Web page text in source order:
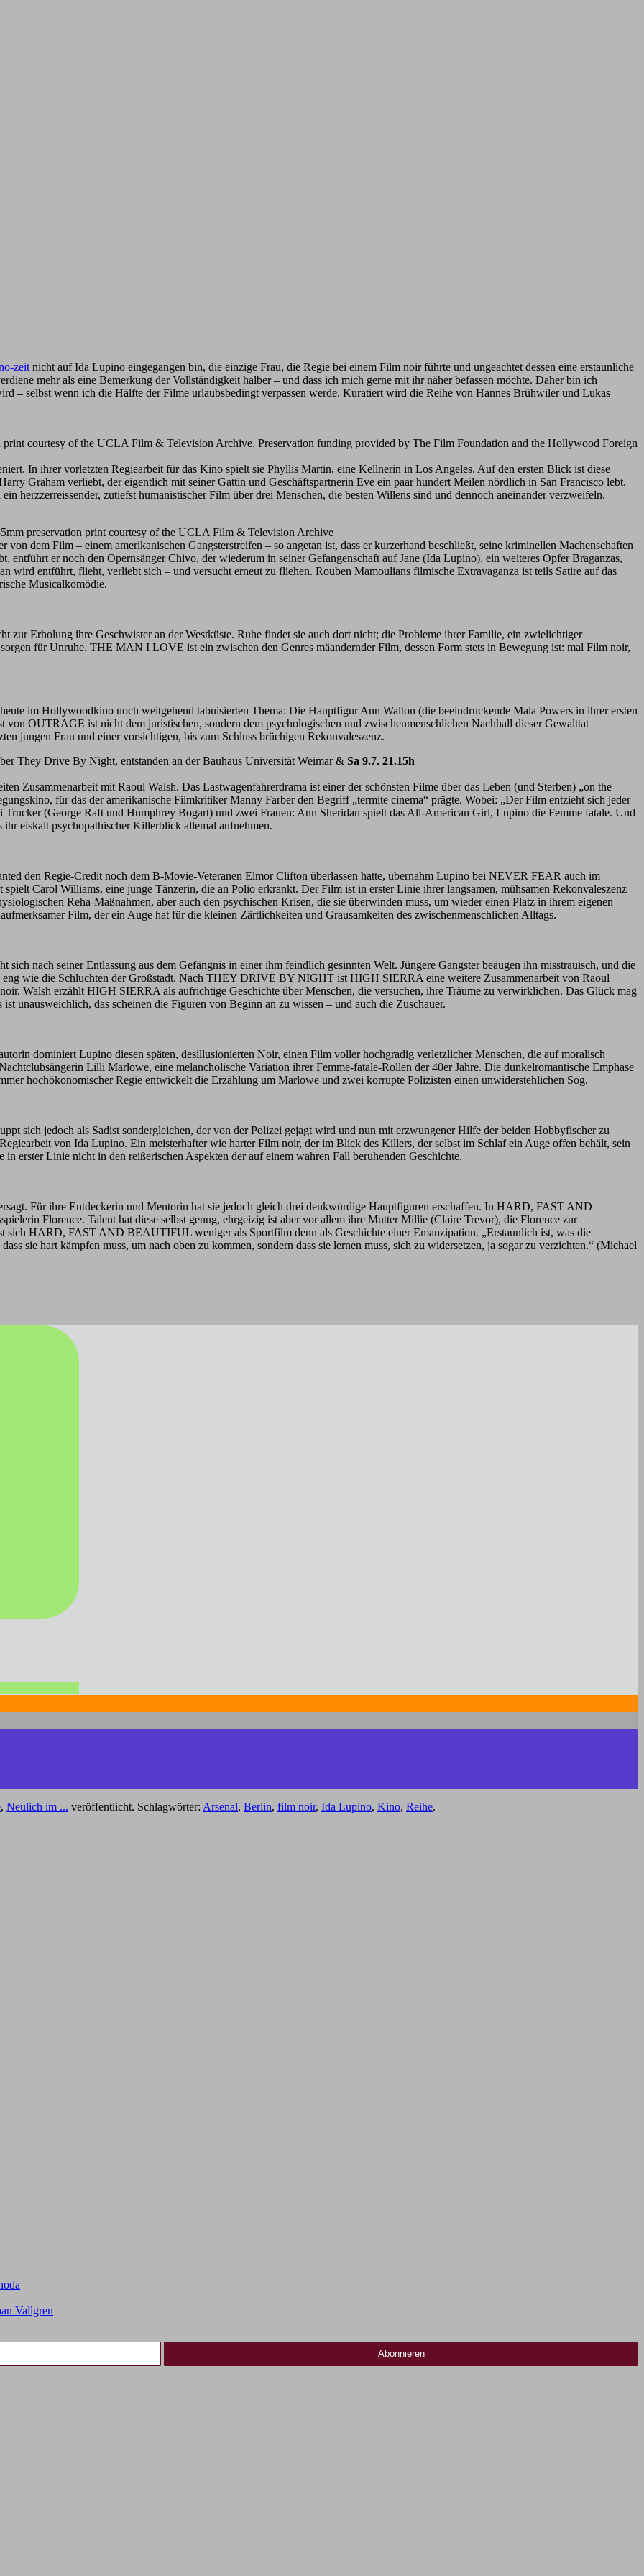
zeit nicht auf Ida Lupino eingegangen bin, die einzige Frau, die Regie bei einem Film noir führte und ungeachtet dessen eine erstaunliche
mehr als eine Bemerkung der Vollständigkeit halber – und dass ich mich gerne mit ihr näher befassen möchte. Daher bin ich
– selbst wenn ich die Hälfte der Filme urlaubsbedingt verpassen werde. Kuratiert wird die Reihe von Hannes Brühwiler und Lukas
courtesy of the UCLA Film & Television Archive. Preservation funding provided by The Film Foundation and the Hollywood Foreign
In ihrer vorletzten Regiearbeit für das Kino spielt sie Phyllis Martin, eine Kellnerin in Los Angeles. Auf den ersten Blick ist diese
Graham verliebt, der eigentlich mit seiner Gattin und Geschäftspartnerin Eve ein paar hundert Meilen nördlich in San Francisco lebt.
herzzerreissender, zutiefst humanistischer Film über drei Menschen, die besten Willens sind und dennoch aneinander verzweifeln.
preservation print courtesy of the UCLA Film & Television Archive
dem Film – einem amerikanischen Gangsterstreifen – so angetan ist, dass er kurzerhand beschließt, seine kriminellen Machenschaften
entführt er noch den Opernsänger Chivo, der wiederum in seiner Gefangenschaft auf Jane (Ida Lupino), ein weiteres Opfer Braganzas,
entführt, flieht, verliebt sich – und versucht erneut zu fliehen. Rouben Mamoulians filmische Extravaganza ist teils Satire auf das
Musicalkomödie.
zur Erholung ihre Geschwister an der Westküste. Ruhe findet sie auch dort nicht; die Probleme ihrer Familie, ein zwielichtiger
für Unruhe. THE MAN I LOVE ist ein zwischen den Genres mäandernder Film, dessen Form stets in Bewegung ist: mal Film noir,
im Hollywoodkino noch weitgehend tabuisierten Thema: Die Hauptfigur Ann Walton (die beeindruckende Mala Powers in ihrer ersten
OUTRAGE ist nicht dem juristischen, sondern dem psychologischen und zwischenmenschlichen Nachhall dieser Gewalttat
jungen Frau und einer vorsichtigen, bis zum Schluss brüchigen Rekonvaleszenz.
They Drive By Night, entstanden an der Bauhaus Universität Weimar & Sa 9.7. 21.15h
Zusammenarbeit mit Raoul Walsh. Das Lastwagenfahrerdrama ist einer der schönsten Filme über das Leben (und Sterben) „on the
für das der amerikanische Filmkritiker Manny Farber den Begriff „termite cinema“ prägte. Wobei: „Der Film entzieht sich jeder
(George Raft und Humphrey Bogart) und zwei Frauen: Ann Sheridan spielt das All-American Girl, Lupino die Femme fatale. Und
eiskalt psychopathischer Killerblick allemal aufnehmen.
den Regie-Credit noch dem B-Movie-Veteranen Elmor Clifton überlassen hatte, übernahm Lupino bei NEVER FEAR auch im
Carol Williams, eine junge Tänzerin, die an Polio erkrankt. Der Film ist in erster Linie ihrer langsamen, mühsamen Rekonvaleszenz
Reha-Maßnahmen, aber auch den psychischen Krisen, die sie überwinden muss, um wieder einen Platz in ihrem eigenen
Film, der ein Auge hat für die kleinen Zärtlichkeiten und Grausamkeiten des zwischenmenschlichen Alltags.
nach seiner Entlassung aus dem Gefängnis in einer ihm feindlich gesinnten Welt. Jüngere Gangster beäugen ihn misstrauisch, und die
eng wie die Schluchten der Großstadt. Nach THEY DRIVE BY NIGHT ist HIGH SIERRA eine weitere Zusammenarbeit von Raoul
Walsh erzählt HIGH SIERRA als aufrichtige Geschichte über Menschen, die versuchen, ihre Träume zu verwirklichen. Das Glück mag
unausweichlich, das scheinen die Figuren von Beginn an zu wissen – und auch die Zuschauer.
dominiert Lupino diesen späten, desillusionierten Noir, einen Film voller hochgradig verletzlicher Menschen, die auf moralisch
Lilli Marlowe, eine melancholische Variation ihrer Femme-fatale-Rollen der 40er Jahre. Die dunkelromantische Emphase
hochökonomischer Regie entwickelt die Erzählung um Marlowe und zwei korrupte Polizisten einen unwiderstehlichen Sog.
sich jedoch als Sadist sondergleichen, der von der Polizei gejagt wird und nun mit erzwungener Hilfe der beiden Hobbyfischer zu
von Ida Lupino. Ein meisterhafter wie harter Film noir, der im Blick des Killers, der selbst im Schlaf ein Auge offen behält, sein
erster Linie nicht in den reißerischen Aspekten der auf einem wahren Fall beruhenden Geschichte.
Für ihre Entdeckerin und Mentorin hat sie jedoch gleich drei denkwürdige Hauptfiguren erschaffen. In HARD, FAST AND
Florence. Talent hat diese selbst genug, ehrgeizig ist aber vor allem ihre Mutter Millie (Claire Trevor), die Florence zur
sich HARD, FAST AND BEAUTIFUL weniger als Sportfilm denn als Geschichte einer Emanzipation. „Erstaunlich ist, was die
sie hart kämpfen muss, um nach oben zu kommen, sondern dass sie lernen muss, sich zu widersetzen, ja sogar zu verzichten.“ (Michael
, Neulich im ... veröffentlicht. Schlagwörter: Arsenal, Berlin, film noir, Ida Lupino, Kino, Reihe.
Vallgren
Abonnieren